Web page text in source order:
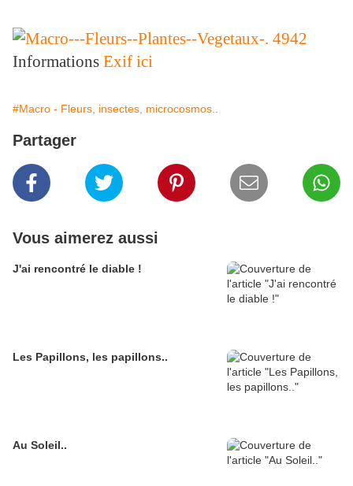
Informations Exif ici
#Macro - Fleurs, insectes, microcosmos..
Partager
Vous aimerez aussi
J'ai rencontré le diable !
Les Papillons, les papillons..
Au Soleil..